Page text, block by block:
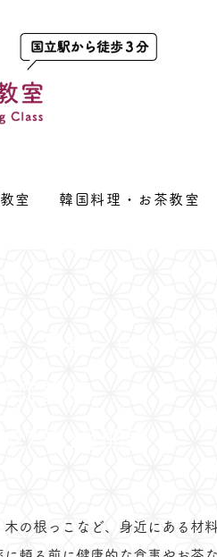
室 韓国料理・お茶教室
の根っこなど、身近にある材